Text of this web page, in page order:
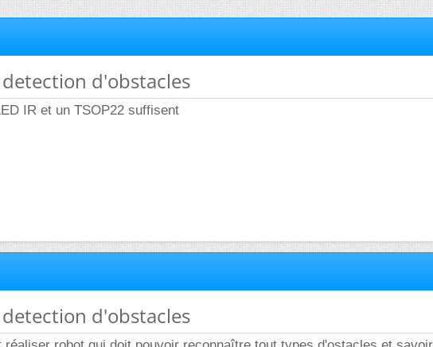
detection d'obstacles
IR et un TSOP22 suffisent
detection d'obstacles